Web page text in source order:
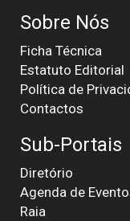
Sobre Nós
Ficha Técnica
Estatuto Editorial
Política de
Contactos
Sub-Portais
Diretório
Agenda de
Raia